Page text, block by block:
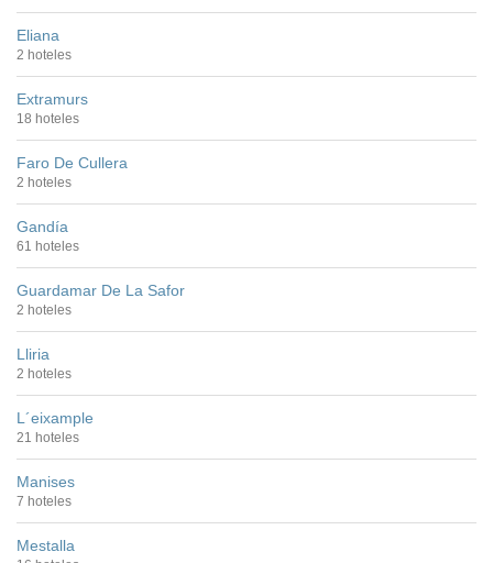
Eliana
2 hoteles
Extramurs
18 hoteles
Faro De Cullera
2 hoteles
Gandía
61 hoteles
Guardamar De La Safor
2 hoteles
Lliria
2 hoteles
L´eixample
21 hoteles
Manises
7 hoteles
Mestalla